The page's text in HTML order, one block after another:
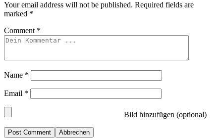
Your email address will not be published. Required fields are
marked *
Comment *
Name *
Email *
Bild hinzufügen (optional)
Abbrechen